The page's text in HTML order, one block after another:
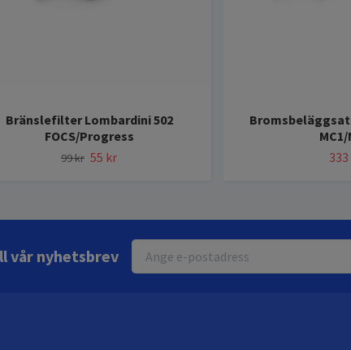
Bränslefilter Lombardini 502
FOCS/Progress
99 kr 55 kr
MC1/
vår nyhetsbrev